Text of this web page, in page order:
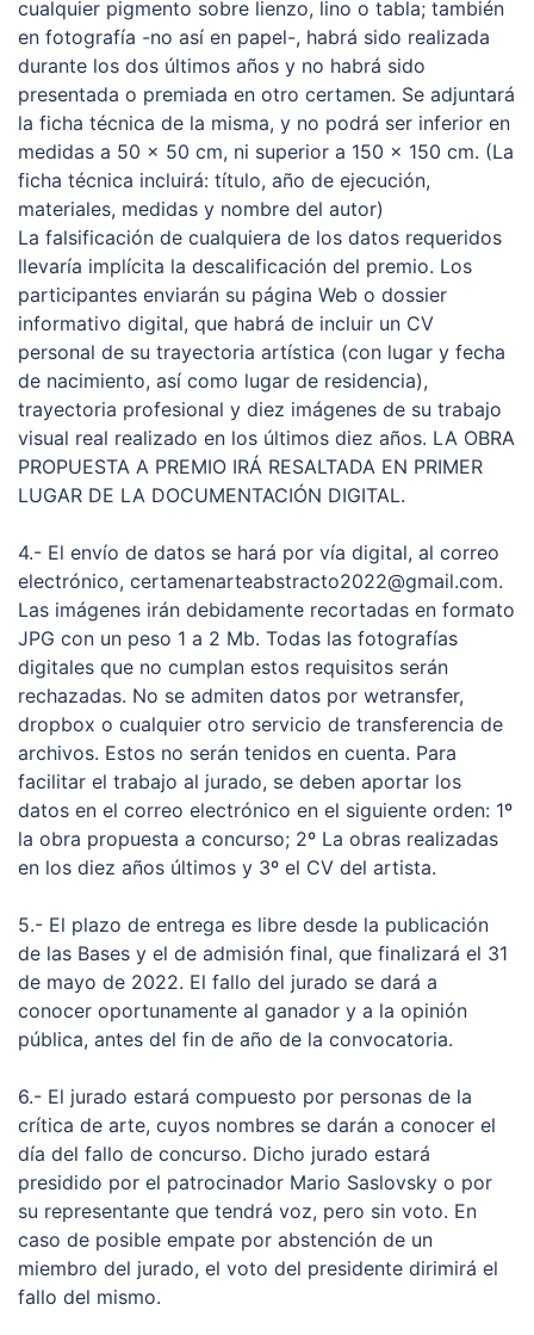
cualquier pigmento sobre lienzo, lino o tabla; también
en fotografía -no así en papel-, habrá sido realizada
durante los dos últimos años y no habrá sido
presentada o premiada en otro certamen. Se adjuntará
la ficha técnica de la misma, y no podrá ser inferior en
medidas a 50 x 50 cm, ni superior a 150 x 150 cm. (La
ficha técnica incluirá: título, año de ejecución,
materiales, medidas y nombre del autor)
La falsificación de cualquiera de los datos requeridos
llevaría implícita la descalificación del premio. Los
participantes enviarán su página Web o dossier
informativo digital, que habrá de incluir un CV
personal de su trayectoria artística (con lugar y fecha
de nacimiento, así como lugar de residencia),
trayectoria profesional y diez imágenes de su trabajo
visual real realizado en los últimos diez años. LA OBRA
PROPUESTA A PREMIO IRÁ RESALTADA EN PRIMER
LUGAR DE LA DOCUMENTACIÓN DIGITAL.
4.- El envío de datos se hará por vía digital, al correo
electrónico, certamenarteabstracto2022@gmail.com.
Las imágenes irán debidamente recortadas en formato
JPG con un peso 1 a 2 Mb. Todas las fotografías
digitales que no cumplan estos requisitos serán
rechazadas. No se admiten datos por wetransfer,
dropbox o cualquier otro servicio de transferencia de
archivos. Estos no serán tenidos en cuenta. Para
facilitar el trabajo al jurado, se deben aportar los
datos en el correo electrónico en el siguiente orden: 1º
la obra propuesta a concurso; 2º La obras realizadas
en los diez años últimos y 3º el CV del artista.
5.- El plazo de entrega es libre desde la publicación
de las Bases y el de admisión final, que finalizará el 31
de mayo de 2022. El fallo del jurado se dará a
conocer oportunamente al ganador y a la opinión
pública, antes del fin de año de la convocatoria.
6.- El jurado estará compuesto por personas de la
crítica de arte, cuyos nombres se darán a conocer el
día del fallo de concurso. Dicho jurado estará
presidido por el patrocinador Mario Saslovsky o por
su representante que tendrá voz, pero sin voto. En
caso de posible empate por abstención de un
miembro del jurado, el voto del presidente dirimirá el
fallo del mismo.